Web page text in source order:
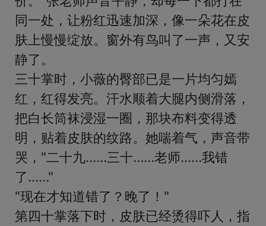
同一处，让粉红迅速加深，像一朵花在皮
肤上慢慢绽放。窗外有鸟叫了一声，又安
静了。
三十掌时，小薇的臀部已是一片均匀嫣
红，红得发亮。汗水顺着大腿内侧滑落，
把白长筒袜浸湿一圈，那块布料变得透
明，贴着皮肤的纹路。她喘着气，声音带
哭，"二十九……三十……老师……我错
了……"
"现在才知道错了？晚了！"
第四十掌落下时，皮肤已经烫得吓人，指